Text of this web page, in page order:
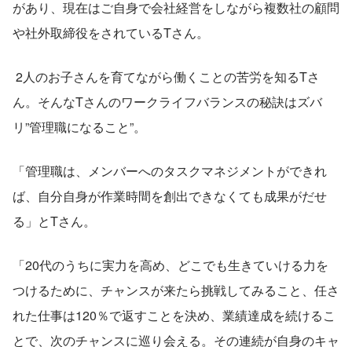
があり、現在はご自身で会社経営をしながら複数社の顧問
や社外取締役をされているTさん。
2人のお子さんを育てながら働くことの苦労を知るTさ
ん。そんなTさんのワークライフバランスの秘訣はズバ
リ”管理職になること”。
「管理職は、メンバーへのタスクマネジメントができれ
ば、自分自身が作業時間を創出できなくても成果がだせ
る」とTさん。
「20代のうちに実力を高め、どこでも生きていける力を
つけるために、チャンスが来たら挑戦してみること、任さ
れた仕事は120％で返すことを決め、業績達成を続けるこ
とで、次のチャンスに巡り会える。その連続が自身のキャ